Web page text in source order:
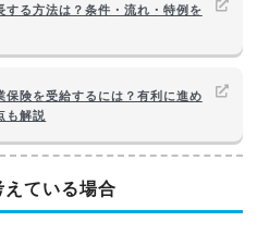
する方法は？条件・流れ・特例を
保険を受給するには？有利に進め
も解説
ている場合